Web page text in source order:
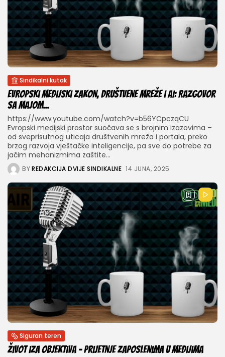
Sindikalni kutak
Evropski medijski zakon, društvene mreže i AI: Razgovor
sa Majom...
https://www.youtube.com/watch?v=b56YCpczqCU
Evropski medijski prostor suočava se s brojnim izazovima –
od sveprisutnog uticaja društvenih mreža i portala, preko
brzog razvoja vještačke inteligencije, pa sve do potrebe za
jačim mehanizmima zaštite...
BYREDAKCIJA DVIJE SINDIKALNE 14 JUNA, 2025
Siguran teren
Život iza objektiva – prijetnje zaposlenima u medijima